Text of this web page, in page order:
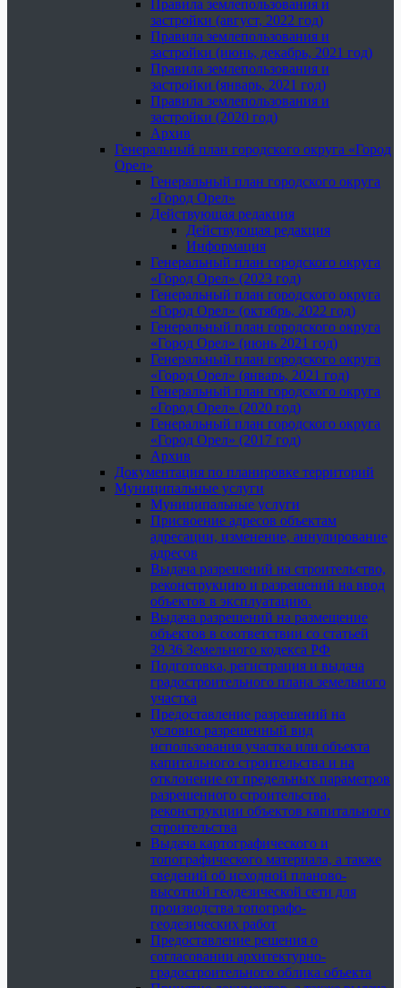
Правила землепользования и
застройки (август, 2022 год)
Правила землепользования и
застройки (июнь, декабрь, 2021 год)
Правила землепользования и
застройки (январь, 2021 год)
Правила землепользования и
застройки (2020 год)
Архив
Генеральный план городского округа «Город
Орел»
Генеральный план городского округа
«Город Орел»
Действующая редакция
Действующая редакция
Информация
Генеральный план городского округа
«Город Орел» (2023 год)
Генеральный план городского округа
«Город Орел» (октябрь, 2022 год)
Генеральный план городского округа
«Город Орел» (июнь 2021 год)
Генеральный план городского округа
«Город Орел» (январь, 2021 год)
Генеральный план городского округа
«Город Орел» (2020 год)
Генеральный план городского округа
«Город Орел» (2017 год)
Архив
Документация по планировке территорий
Муниципальные услуги
Муниципальные услуги
Присвоение адресов объектам
адресации, изменение, аннулирование
адресов
Выдача разрешений на строительство,
реконструкцию и разрешений на ввод
объектов в эксплуатацию.
Выдача разрешений на размещение
объектов в соответствии со статьей
39.36 Земельного кодекса РФ
Подготовка, регистрация и выдача
градостроительного плана земельного
участка
Предоставление разрешений на
условно разрешенный вид
использования участка или объекта
капитального строительства и на
отклонение от предельных параметров
разрешенного строительства,
реконструкции объектов капитального
строительства
Выдача картографического и
топографического материала, а также
сведений об исходной планово-
высотной геодезической сети для
производства топографо-
геодезических работ
Предоставление решения о
согласовании архитектурно-
градостроительного облика объекта